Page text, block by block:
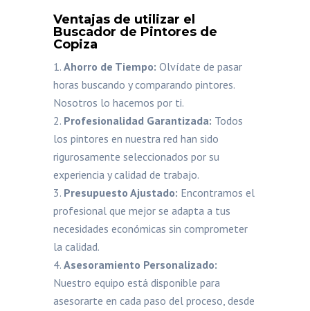
Ventajas de utilizar el
Buscador de Pintores de
Copiza
Ahorro de Tiempo: Olvídate de pasar
horas buscando y comparando pintores.
Nosotros lo hacemos por ti.
Profesionalidad Garantizada: Todos
los pintores en nuestra red han sido
rigurosamente seleccionados por su
experiencia y calidad de trabajo.
Presupuesto Ajustado: Encontramos el
profesional que mejor se adapta a tus
necesidades económicas sin comprometer
la calidad.
Asesoramiento Personalizado:
Nuestro equipo está disponible para
asesorarte en cada paso del proceso, desde